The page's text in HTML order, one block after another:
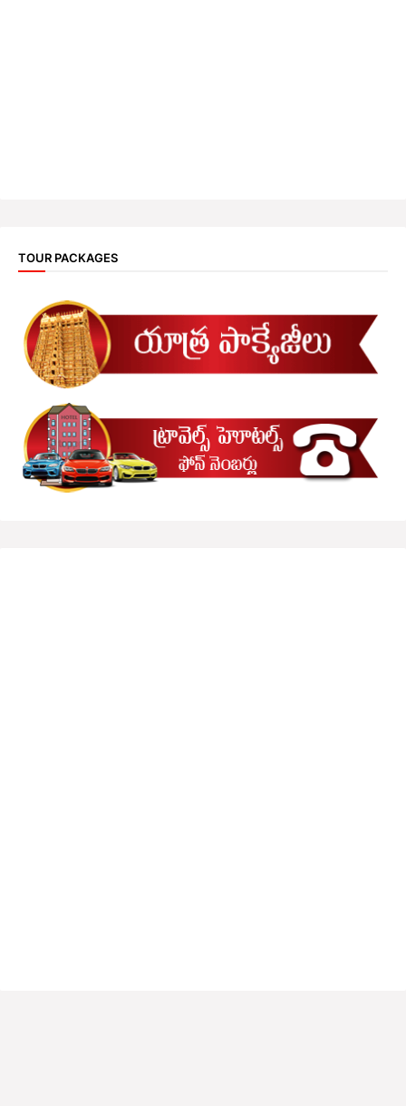
TOUR PACKAGES